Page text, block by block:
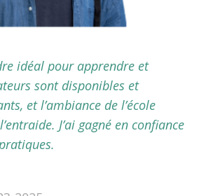
idéal pour apprendre et
sont disponibles et
et l’ambiance de l’école
J’ai gagné en confiance